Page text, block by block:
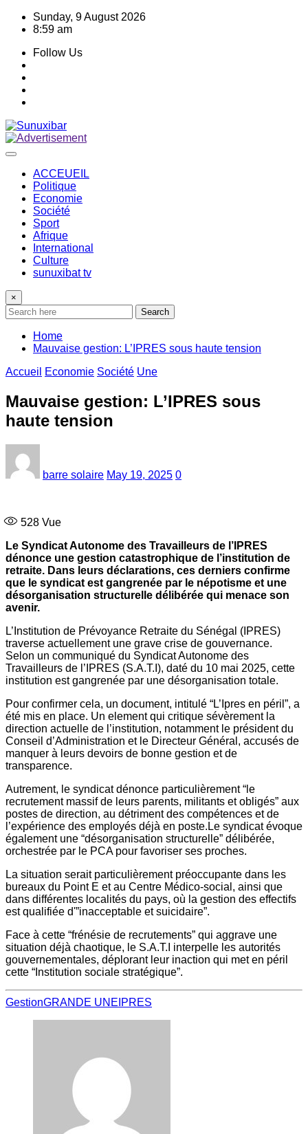
Skip
Sunday, 9 August 2026
8:59 am
Follow Us
ACCEUEIL
Politique
Economie
Société
Sport
Afrique
International
Culture
sunuxibat tv
×
Search
Home
Mauvaise gestion: L’IPRES sous haute tension
Accueil
Economie Société Une
Mauvaise gestion: L’IPRES sous
haute tension
barre solaire May 19, 2025 0
528 Vue
Le Syndicat Autonome des Travailleurs de l’IPRES
dénonce une gestion catastrophique de l’institution de
retraite. Dans leurs déclarations, ces derniers confirme
que le syndicat est gangrenée par le népotisme et une
désorganisation structurelle délibérée qui menace son
avenir.
L’Institution de Prévoyance Retraite du Sénégal (IPRES)
traverse actuellement une grave crise de gouvernance.
Selon un communiqué du Syndicat Autonome des
Travailleurs de l’IPRES (S.A.T.I), daté du 10 mai 2025, cette
institution est gangrenée par une désorganisation totale.
Pour confirmer cela, un document, intitulé “L’Ipres en péril”, a
été mis en place. Un element qui critique sévèrement la
direction actuelle de l’institution, notamment le président du
Conseil d’Administration et le Directeur Général, accusés de
manquer à leurs devoirs de bonne gestion et de
transparence.
Autrement, le syndicat dénonce particulièrement “le
recrutement massif de leurs parents, militants et obligés” aux
postes de direction, au détriment des compétences et de
l’expérience des employés déjà en poste.Le syndicat évoque
également une “désorganisation structurelle” délibérée,
orchestrée par le PCA pour favoriser ses proches.
La situation serait particulièrement préoccupante dans les
bureaux du Point E et au Centre Médico-social, ainsi que
dans différentes localités du pays, où la gestion des effectifs
est qualifiée d'”inacceptable et suicidaire”.
Face à cette “frénésie de recrutements” qui aggrave une
situation déjà chaotique, le S.A.T.I interpelle les autorités
gouvernementales, déplorant leur inaction qui met en péril
cette “Institution sociale stratégique”.
GestionGRANDE UNE IPRES